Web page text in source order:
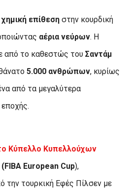
χημική επίθεση στην κουρδική
αέρια νεύρων. Η
από το καθεστώς του Σαντάμ
5.000 ανθρώπων, κυρίως
από τα μεγαλύτερα
Κύπελλο Κυπελλούχων
(FIBA European Cup),
την τουρκική Εφές Πίλσεν με